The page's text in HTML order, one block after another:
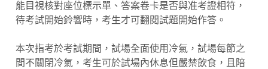
能目視核對座位標示單、答案卷卡是否與准考證相符，
待考試開始鈴響時，考生才可翻閱試題開始作答。
本次指考於考試期間，試場全面使用冷氣，試場每節之
間不關閉冷氣，考生可於試場內休息但嚴禁飲食，且陪